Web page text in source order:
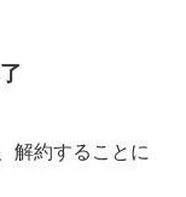
解約することに